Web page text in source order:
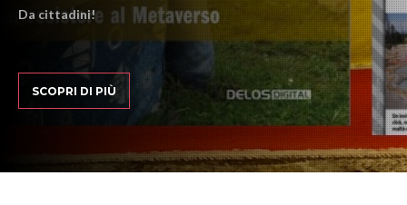
Da cittadini!
SCOPRI DI PIÙ